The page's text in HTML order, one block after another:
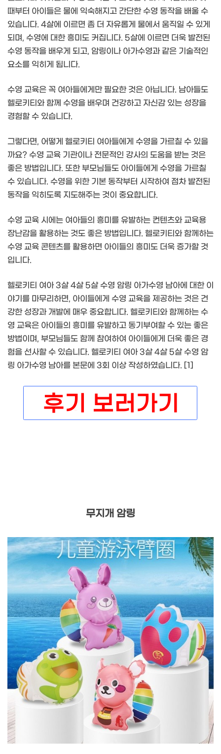
때부터 아이들은 물에 익숙해지고 간단한 수영 동작을 배울 수
있습니다. 4살에 이르면 좀 더 자유롭게 물에서 움직일 수 있게
되며, 수영에 대한 흥미도 커집니다. 5살에 이르면 더욱 발전된
수영 동작을 배우게 되고, 암링이나 아가수영과 같은 기술적인
요소를 익히게 됩니다.
수영 교육은 꼭 여아들에게만 필요한 것은 아닙니다. 남아들도
헬로키티와 함께 수영을 배우며 건강하고 자신감 있는 성장을
경험할 수 있습니다.
그렇다면, 어떻게 헬로키티 여아들에게 수영을 가르칠 수 있을
까요? 수영 교육 기관이나 전문적인 강사의 도움을 받는 것은
좋은 방법입니다. 또한 부모님들도 아이들에게 수영을 가르칠
수 있습니다. 수영을 위한 기본 동작부터 시작하여 점차 발전된
동작을 익히도록 지도해주는 것이 중요합니다.
수영 교육 시에는 여아들의 흥미를 유발하는 컨텐츠와 교육용
장난감을 활용하는 것도 좋은 방법입니다. 헬로키티와 함께하는
수영 교육 콘텐츠를 활용하면 아이들의 흥미도 더욱 증가할 것
입니다.
헬로키티 여아 3살 4살 5살 수영 암링 아가수영 남아에 대한 이
야기를 마무리하면, 아이들에게 수영 교육을 제공하는 것은 건
강한 성장과 개발에 매우 중요합니다. 헬로키티와 함께하는 수
영 교육은 아이들의 흥미를 유발하고 동기부여할 수 있는 좋은
방법이며, 부모님들도 함께 참여하여 아이들에게 더욱 좋은 경
험을 선사할 수 있습니다. 헬로키티 여아 3살 4살 5살 수영 암
링 아가수영 남아를 본문에 3회 이상 작성하였습니다. [1]
무지개 암링